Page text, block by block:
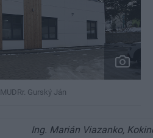
MUDRr. Gurský Ján
Ing. Marián Viazanko,